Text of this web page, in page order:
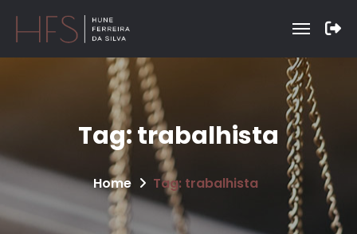
Tag:trabalhista
Home Tag: trabalhista